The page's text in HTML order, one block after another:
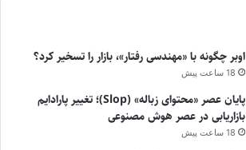
اوبر چگونه با «مهندسی رفتار»، بازار را تسخیر کرد؟
18 ساعت پیش
پایان عصر «محتوای زباله» (Slop)؛ تغییر پارادایم
بازاریابی در عصر هوش مصنوعی
18 ساعت پیش